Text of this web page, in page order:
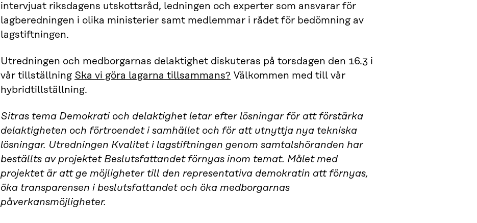
intervjuat riksdagens utskottsråd, ledningen och experter som ansvarar för
lagberedningen i olika ministerier samt medlemmar i rådet för bedömning av
lagstiftningen.
Utredningen och medborgarnas delaktighet diskuteras på torsdagen den 16.3 i
vår tillställning Ska vi göra lagarna tillsammans? Välkommen med till vår
hybridtillställning.
Sitras tema Demokrati och delaktighet letar efter lösningar för att förstärka
delaktigheten och förtroendet i samhället och för att utnyttja nya tekniska
lösningar. Utredningen Kvalitet i lagstiftningen genom samtalshöranden har
beställts av projektet Beslutsfattandet förnyas inom temat. Målet med
projektet är att ge möjligheter till den representativa demokratin att förnyas,
öka transparensen i beslutsfattandet och öka medborgarnas
påverkansmöjligheter.